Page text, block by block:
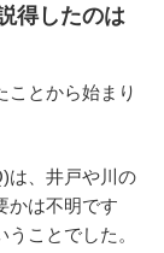
得したのは
ことから始まり
は、井戸や川の
かは不明です
ことでした。